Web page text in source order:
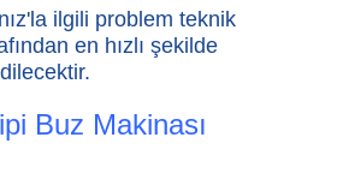
ilgili problem teknik
en hızlı şekilde
Buz Makinası